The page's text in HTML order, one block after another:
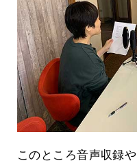
このところ音声収録や